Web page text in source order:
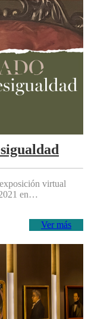
virtual
en…
Ver más